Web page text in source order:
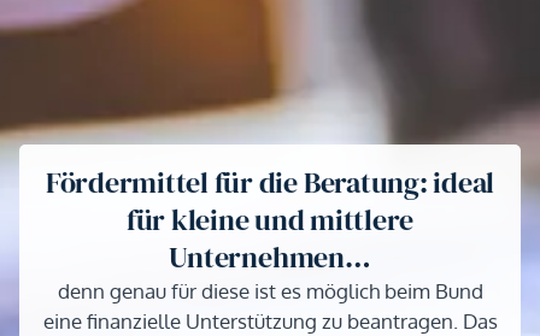
Fördermittel für die Beratung: ideal
für kleine und mittlere
Unternehmen…
denn genau für diese ist es möglich beim Bund
eine finanzielle Unterstützung zu beantragen. Das